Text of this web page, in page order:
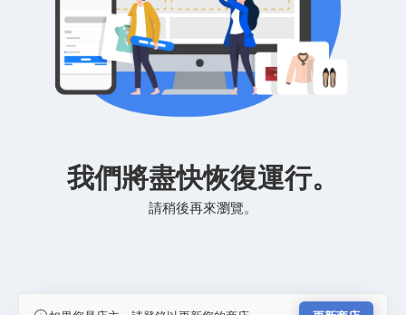
我們將盡快恢復運行。
請稍後再來瀏覽。